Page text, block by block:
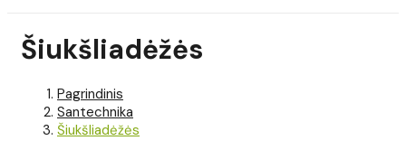
Šiukšliadėžės
Pagrindinis
Santechnika
Šiukšliadėžės